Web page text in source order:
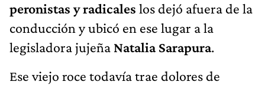
peronistas y radicales los dejó afuera de la
conducción y ubicó en ese lugar a la
legisladora jujeña Natalia Sarapura.
Ese viejo roce todavía trae dolores de